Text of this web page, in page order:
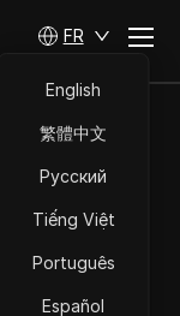
FR
English
繁體中文
Русский
Tiếng Việt
Português
Español
gratuits
paiement ni
dès